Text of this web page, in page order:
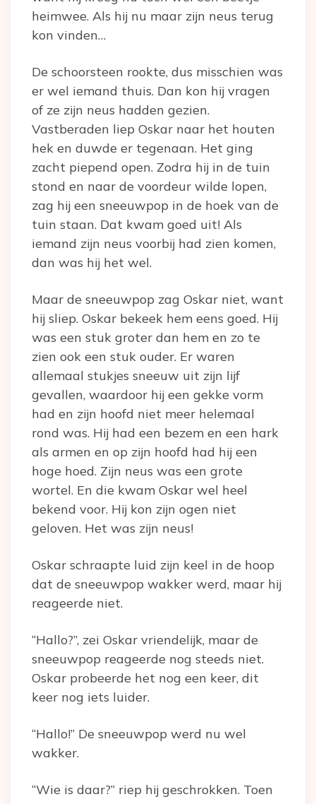
heimwee. Als hij nu maar zijn neus terug
kon vinden…
De schoorsteen rookte, dus misschien was
er wel iemand thuis. Dan kon hij vragen
of ze zijn neus hadden gezien.
Vastberaden liep Oskar naar het houten
hek en duwde er tegenaan. Het ging
zacht piepend open. Zodra hij in de tuin
stond en naar de voordeur wilde lopen,
zag hij een sneeuwpop in de hoek van de
tuin staan. Dat kwam goed uit! Als
iemand zijn neus voorbij had zien komen,
dan was hij het wel.
Maar de sneeuwpop zag Oskar niet, want
hij sliep. Oskar bekeek hem eens goed. Hij
was een stuk groter dan hem en zo te
zien ook een stuk ouder. Er waren
allemaal stukjes sneeuw uit zijn lijf
gevallen, waardoor hij een gekke vorm
had en zijn hoofd niet meer helemaal
rond was. Hij had een bezem en een hark
als armen en op zijn hoofd had hij een
hoge hoed. Zijn neus was een grote
wortel. En die kwam Oskar wel heel
bekend voor. Hij kon zijn ogen niet
geloven. Het was zijn neus!
Oskar schraapte luid zijn keel in de hoop
dat de sneeuwpop wakker werd, maar hij
reageerde niet.
“Hallo?”, zei Oskar vriendelijk, maar de
sneeuwpop reageerde nog steeds niet.
Oskar probeerde het nog een keer, dit
keer nog iets luider.
“Hallo!” De sneeuwpop werd nu wel
wakker.
“Wie is daar?” riep hij geschrokken. Toen